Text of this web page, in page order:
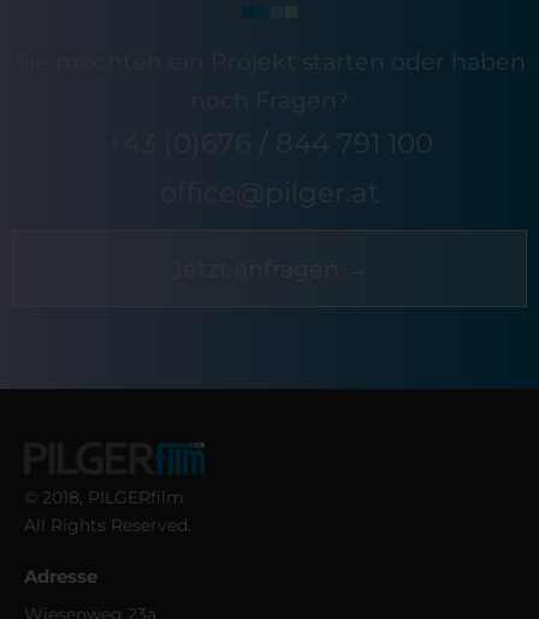
Sie möchten ein Projekt starten oder haben
noch Fragen?
+43 (0)676 / 844 791 100
office@pilger.at
Jetzt anfragen →
© 2018, PILGERfilm
All Rights Reserved.
Adresse
Wiesenweg 23a